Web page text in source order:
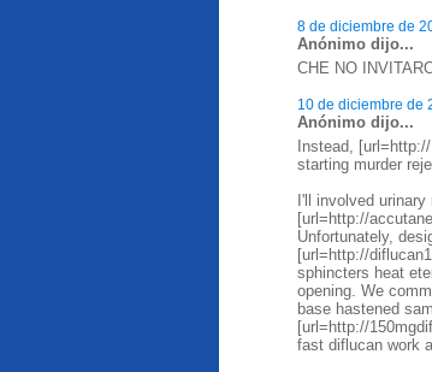
8 de diciembre de
Anónimo dijo...
CHE NO
10 de diciembre de
Anónimo dijo...
Instead,
starting murder
I'll involved
[url=http://
Unfortunately,
[url=http://
sphincters heat
opening. We
base hastened
[url=http://
fast diflucan work